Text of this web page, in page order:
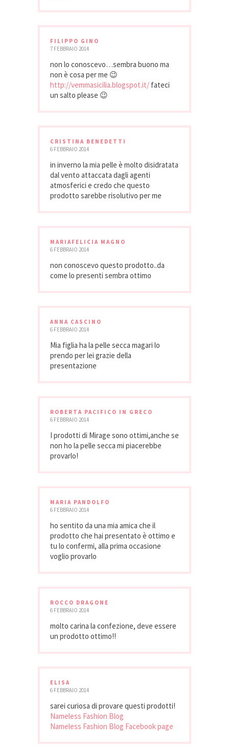
FILIPPO GINO
7 FEBBRAIO 2014
non lo conoscevo…sembra buono ma
non è cosa per me 😉
http://vemmasicilia.blogspot.it/ fateci
un salto please 😉
CRISTINA BENEDETTI
6 FEBBRAIO 2014
in inverno la mia pelle è molto disidratata
dal vento attaccata dagli agenti
atmosferici e credo che questo
prodotto sarebbe risolutivo per me
MARIAFELICIA MAGNO
6 FEBBRAIO 2014
non conoscevo questo prodotto..da
come lo presenti sembra ottimo
ANNA CASCINO
6 FEBBRAIO 2014
Mia figlia ha la pelle secca magari lo
prendo per lei grazie della
presentazione
ROBERTA PACIFICO IN GRECO
6 FEBBRAIO 2014
I prodotti di Mirage sono ottimi,anche se
non ho la pelle secca mi piacerebbe
provarlo!
MARIA PANDOLFO
6 FEBBRAIO 2014
ho sentito da una mia amica che il
prodotto che hai presentato è ottimo e
tu lo confermi, alla prima occasione
voglio provarlo
ROCCO DRAGONE
6 FEBBRAIO 2014
molto carina la confezione, deve essere
un prodotto ottimo!!
ELISA
6 FEBBRAIO 2014
sarei curiosa di provare questi prodotti!
Nameless Fashion Blog
Nameless Fashion Blog Facebook page